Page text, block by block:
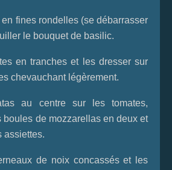
fines rondelles (se débarrasser
le bouquet de basilic.
en tranches et les dresser sur
chevauchant légèrement.
au centre sur les tomates,
boules de mozzarellas en deux et
assiettes.
de noix concassés et les